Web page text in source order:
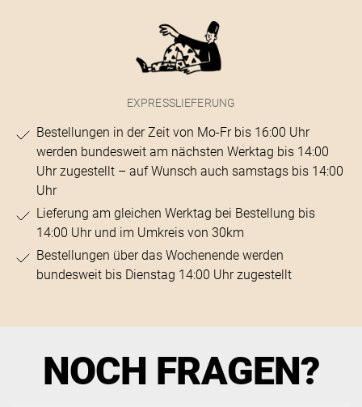
EXPRESSLIEFERUNG
Bestellungen in der Zeit von Mo-Fr bis 16:00 Uhr
werden bundesweit am nächsten Werktag bis 14:00
Uhr zugestellt – auf Wunsch auch samstags bis 14:00
Uhr
Lieferung am gleichen Werktag bei Bestellung bis
14:00 Uhr und im Umkreis von 30km
Bestellungen über das Wochenende werden
bundesweit bis Dienstag 14:00 Uhr zugestellt
NOCH FRAGEN?